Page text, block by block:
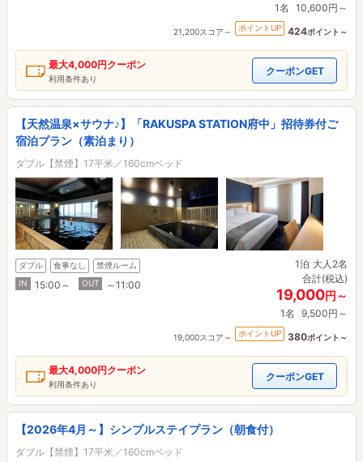
1名 10,600円～
21,200スコア～ ポイントUP 424ポイント～
最大4,000円クーポン
利用条件あり
クーポンGET
【天然温泉×サウナ♪】「RAKUSPA STATION府中」招待券付ご
宿泊プラン（素泊まり）
ダブル【禁煙】17平米／160cmベッド
ダブル 食事なし
禁煙ルーム
IN
15:00～ OUT ～11:00
1泊 大人2名
合計(税込)
19,000円～
1名 9,500円～
19,000スコア～ ポイントUP 380ポイント～
最大4,000円クーポン
利用条件あり
クーポンGET
【2026年4月～】シンプルステイプラン（朝食付）
ダブル【禁煙】17平米／160cmベッド